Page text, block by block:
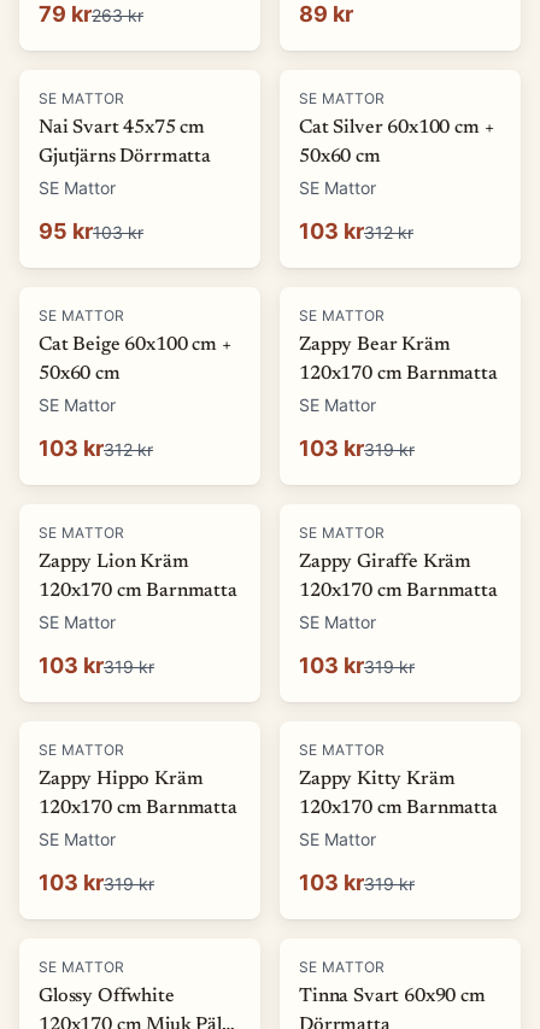
79 kr263 kr 89 kr
-8%
SE MATTOR
Nai Svart 45x75 cm
Gjutjärns Dörrmatta
SE Mattor
95 kr103 kr
-67%
SE MATTOR
Cat Silver 60x100 cm +
50x60 cm
SE Mattor
103 kr312 kr
-67%
SE MATTOR
Cat Beige 60x100 cm +
50x60 cm
SE Mattor
103 kr312 kr
-68%
SE MATTOR
Zappy Bear Kräm
120x170 cm Barnmatta
SE Mattor
103 kr319 kr
-68%
SE MATTOR
Zappy Lion Kräm
120x170 cm Barnmatta
SE Mattor
103 kr319 kr
-68%
SE MATTOR
Zappy Giraffe Kräm
120x170 cm Barnmatta
SE Mattor
103 kr319 kr
-68%
SE MATTOR
Zappy Hippo Kräm
120x170 cm Barnmatta
SE Mattor
103 kr319 kr
-68%
SE MATTOR
Zappy Kitty Kräm
120x170 cm Barnmatta
SE Mattor
103 kr319 kr
-69%
SE MATTOR
Glossy Offwhite
-13 %
SE MATTOR
Tinna Svart 60x90 cm